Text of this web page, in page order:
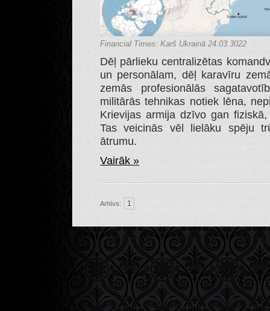
Financial Times: Karš Ukrainā 24.03.3022
Dēļ pārlieku centralizētas
un personālam, dēļ karavīru
zemās profesionālās
militārās tehnikas notiek lēna,
Krievijas armija dzīvo gan
Tas veicinās vēl lielāku spēju
ātrumu.
Vairāk »
Arhīvs: 1